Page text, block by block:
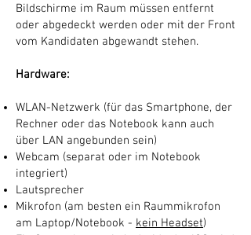
Bildschirme im Raum müssen entfernt
oder abgedeckt werden oder mit der Front
vom Kandidaten abgewandt stehen.
Hardware:
WLAN-Netzwerk (für das Smartphone, der
Rechner oder das Notebook kann auch
über LAN angebunden sein)
Webcam (separat oder im Notebook
integriert)
Lautsprecher
Mikrofon (am besten ein Raummikrofon
am Laptop/Notebook - kein Headset)